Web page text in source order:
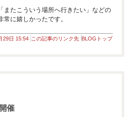
またこういう場所へ行きたい」などの
に嬉しかったです。
29日 15:54 この記事のリンク先 BLOGトップ
催